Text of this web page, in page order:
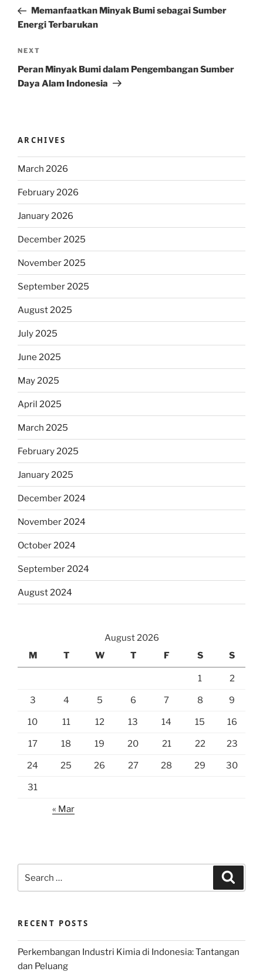
PostMemanfaatkan Minyak Bumi sebagai Sumber
Energi Terbarukan
Next
Post
NEXT
Peran Minyak Bumi dalam Pengembangan Sumber
Daya Alam Indonesia
ARCHIVES
March 2026
February 2026
January 2026
December 2025
November 2025
September 2025
August 2025
July 2025
June 2025
May 2025
April 2025
March 2025
February 2025
January 2025
December 2024
November 2024
October 2024
September 2024
August 2024
August 2026
M
T W T F S S
1 2
3 4 5 6 7 8 9
10 11 12 13 14 15 16
17 18 19 20 21 22 23
24 25 26 27 28 29 30
31
« Mar
for:
RECENT POSTS
Perkembangan Industri Kimia di Indonesia: Tantangan
dan Peluang